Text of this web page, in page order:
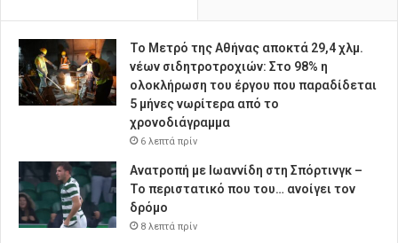
Το Μετρό της Αθήνας αποκτά 29,4 χλμ.
νέων σιδητροτροχιών: Στο 98% η
ολοκλήρωση του έργου που παραδίδεται
5 μήνες νωρίτερα από το
χρονοδιάγραμμα
6 λεπτά πρίν
Ανατροπή με Ιωαννίδη στη Σπόρτινγκ –
Το περιστατικό που του… ανοίγει τον
δρόμο
8 λεπτά πρίν